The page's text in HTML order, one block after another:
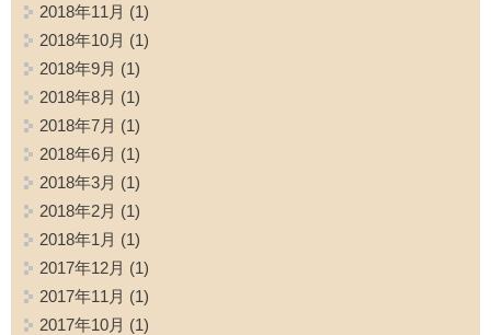
2018年11月 (1)
2018年10月 (1)
2018年9月 (1)
2018年8月 (1)
2018年7月 (1)
2018年6月 (1)
2018年3月 (1)
2018年2月 (1)
2018年1月 (1)
2017年12月 (1)
2017年11月 (1)
2017年10月 (1)